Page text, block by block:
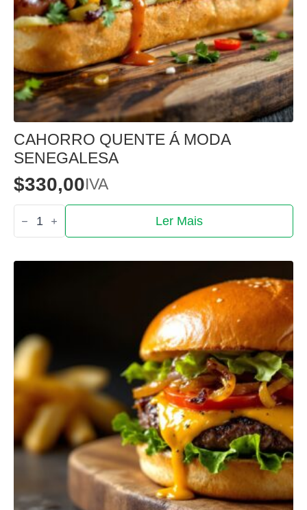
CAHORRO QUENTE Á MODA
SENEGALESA
$330,00 IVA
Quantidade
de
Cahorro
á
Ler Mais